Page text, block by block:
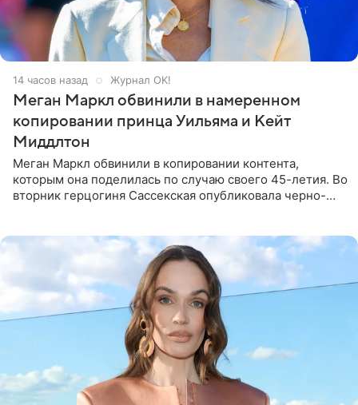
14 часов назад Журнал OK!
Меган Маркл обвинили в намеренном
копировании принца Уильяма и Кейт
Миддлтон
Меган Маркл обвинили в копировании контента,
которым она поделилась по случаю своего 45-летия. Во
вторник герцогиня Сассекская опубликовала черно-